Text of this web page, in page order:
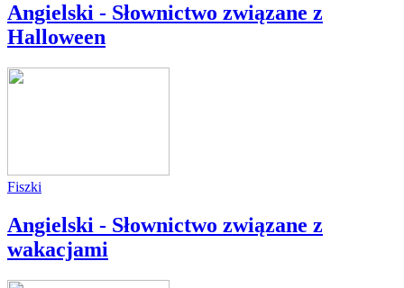
Angielski - Słownictwo związane z
Halloween
Fiszki
Angielski - Słownictwo związane z
wakacjami